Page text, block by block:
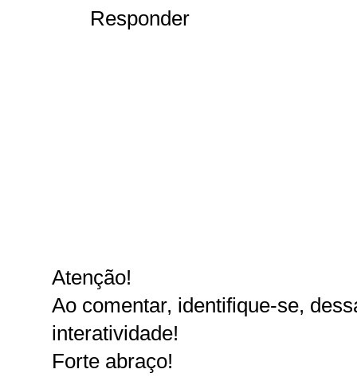
Responder
Atenção!
Ao comentar, identifique-se,
interatividade!
Forte abraço!